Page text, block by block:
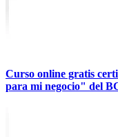
Curso online gratis
para mi negocio" del